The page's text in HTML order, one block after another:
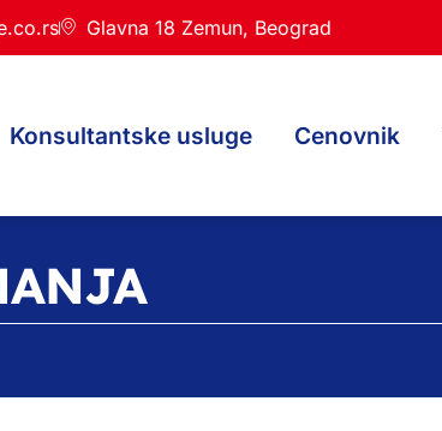
Glavna 18 Zemun, Beograd
Konsultantske usluge Cenovnik